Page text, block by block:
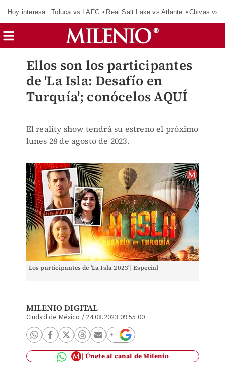
Hoy interesa: Toluca vs LAFC Real Salt Lake vs Atlante Chivas vs
Ellos son los participantes
de 'La Isla: Desafío en
Turquía'; conócelos AQUÍ
El reality show tendrá su estreno el próximo
lunes 28 de agosto de 2023.
Los participantes de 'La Isla 2023'| Especial
MILENIO DIGITAL
Ciudad de México / 24.08.2023 09:55:00
Únete al canal de Milenio